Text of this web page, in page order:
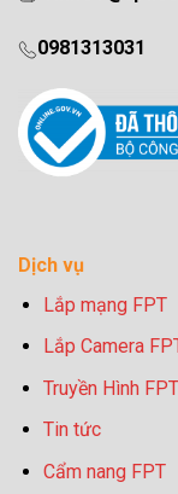
0981313031
Dịch vụ
Lắp mạng FPT
Lắp Camera
Truyền Hình FPT
Tin tức
Cẩm nang FPT